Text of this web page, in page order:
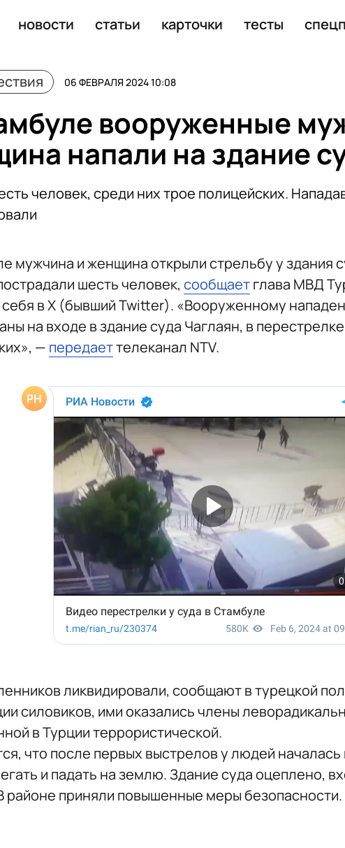
новости статьи карточки тесты
06 ФЕВРАЛЯ 2024 10:08
вооруженные
напали на здание
человек, среди них трое полицейских.
мужчина и женщина открыли стрельбу у здания
шесть человек, сообщаетглава МВД
себя в X (бывший Twitter). «Вооруженному
на входе в здание суда Чаглаян, в
— передаеттелеканал NTV.
ликвидировали, сообщают в турецкой
силовиков, ими оказались члены
в Турции террористической.
что после первых выстрелов у людей началась
и падать на землю. Здание суда оцеплено,
районе приняли повышенные меры безопасности.